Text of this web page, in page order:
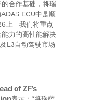
合作基础，将瑞
ADAS ECU中是顺
上，我们将重点
力的高性能解决
及 L3 自动驾驶市场
of ZF’s